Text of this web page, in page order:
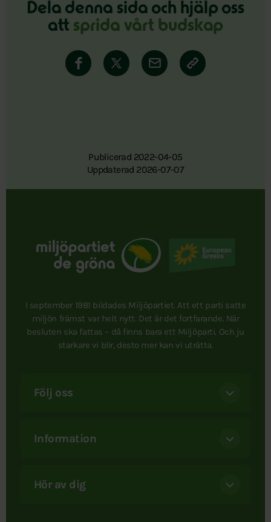
Dela denna sida och hjälp oss
att sprida vårt budskap
Publicerad 2022-04-05
Uppdaterad 2026-07-07
I september 1981 bildades Miljöpartiet. Att ett parti satte
miljön främst var helt nytt. Det är det fortfarande. När
besluten ska fattas – då finns bara ett Miljöparti. Och ju
starkare vi blir, desto mer kan vi uträtta.
Följ oss
Information
Hör av dig